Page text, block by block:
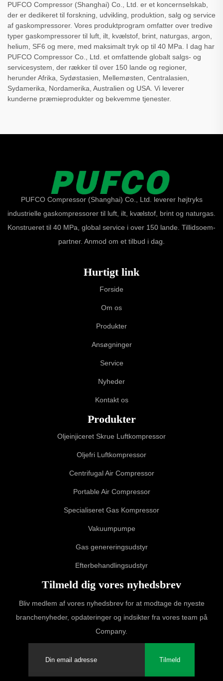
PUFCO Compressor (Shanghai) Co., Ltd. er et koncernselskab,
der er dedikeret til forskning, udvikling, produktion, salg og service
af gaskompressorer. Vores produktprogram omfatter over tredive
typer gaskompressorer til luft, ilt, kvælstof, brint, naturgas, argon,
helium, SF6 og mere, med maksimalt tryk op til 40 MPa. I dag har
PUFCO Compressor Co., Ltd. et omfattende globalt salgs- og
servicesystem, der rækker til over 150 lande og regioner,
herunder Afrika, Sydøstasien, Mellemøsten, Centralasien,
Sydamerika, Nordamerika, Australien og USA. Vi leverer
kunderne præmieprodukter og bekvemme tjenester.
PUFCO Compressor (Shanghai) Co., Ltd. leverer højtryks
industrielle gaskompressorer til luft, ilt, kvælstof, brint og naturgas.
Konstrueret til 40 MPa, global service i over 150 lande. Tillidsoem-
partner. Anmod om et tilbud i dag.
Hurtigt link
Forside
Om os
Produkter
Ansøgninger
Service
Nyheder
Kontakt os
Produkter
Oljeinjiceret Skrue Luftkompressor
Oljefri Luftkompressor
Centrifugal Air Compressor
Portable Air Compressor
Specialiseret Gas Kompressor
Vakuumpumpe
Gas genereringsudstyr
Efterbehandlingsudstyr
Tilmeld dig vores nyhedsbrev
Bliv medlem af vores nyhedsbrev for at modtage de nyeste
branchenyheder, opdateringer og indsikter fra vores team på
Company.
Tilmeld